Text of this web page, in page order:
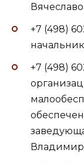
+7 (498)
+7 (498)